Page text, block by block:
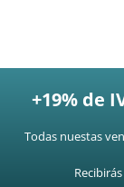
+19% de
Todas nuestas